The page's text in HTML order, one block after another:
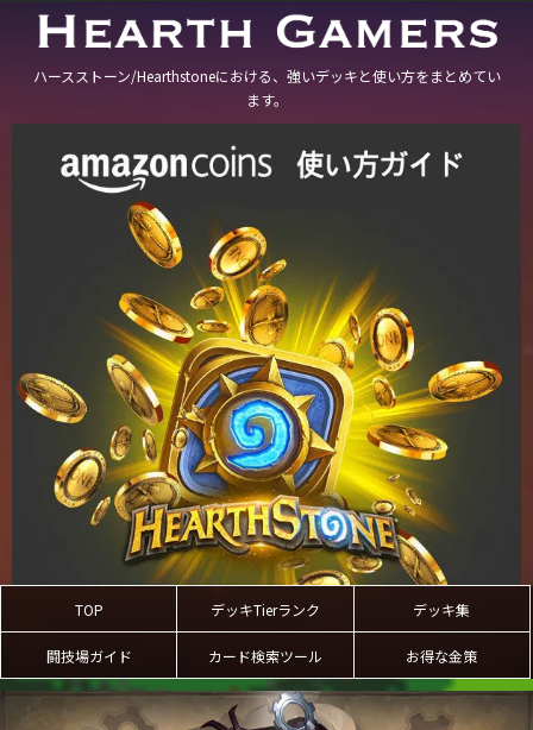
ハースストーン/Hearthstoneにおける、強いデッキと使い方をまとめてい
ます。
TOP デッキTierランク デッキ集
闘技場ガイド カード検索ツール お得な金策